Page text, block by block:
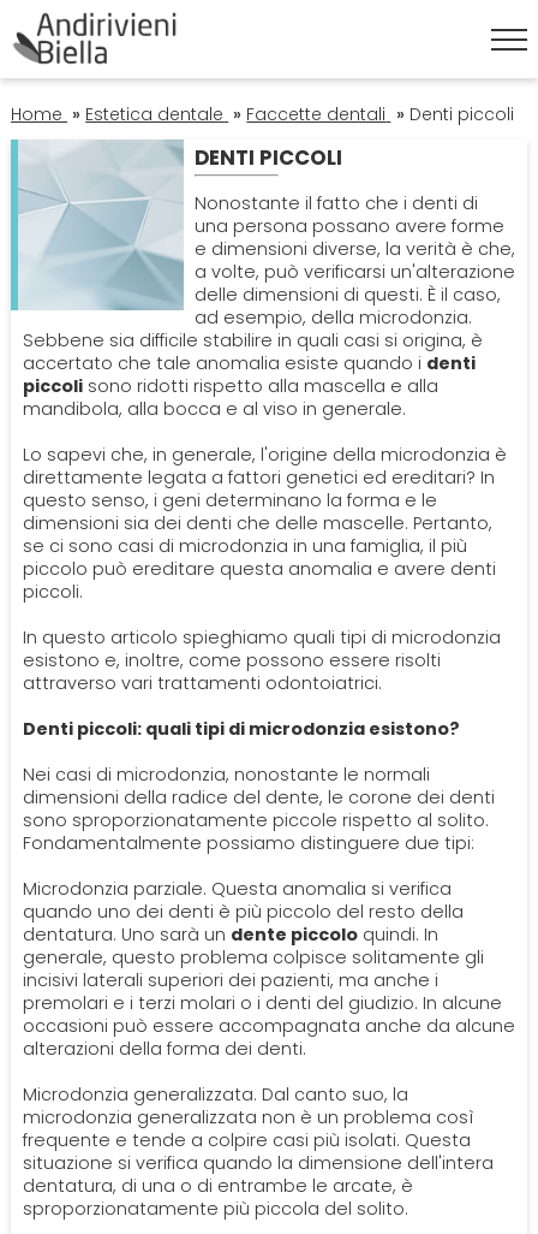
HOME
ESTETICA DENTALE
Corona Dentale
Faccette Dentali
Sbiancamento Denti
IGIENE ORALE
Igiene Orale
Pulizia Denti
ORTODONZIA
Apparecchio
Endodonzia
Ortodonzia
PATOLOGIE
Alitosi
Mal Di Denti
PROTESI
Dentiera
Impianti
Protesi Dentali
SPECIALISTI
Dentista
Impianti Dentali
Sbiancamento Dentale
Home » Estetica dentale » Faccette dentali » Denti piccoli
DENTI PICCOLI
Nonostante il fatto che i denti di
una persona possano avere forme
e dimensioni diverse, la verità è che,
a volte, può verificarsi un'alterazione
delle dimensioni di questi. È il caso,
ad esempio, della microdonzia.
Sebbene sia difficile stabilire in quali casi si origina, è
accertato che tale anomalia esiste quando i denti
piccolisono ridotti rispetto alla mascella e alla
mandibola, alla bocca e al viso in generale.
Lo sapevi che, in generale, l'origine della microdonzia è
direttamente legata a fattori genetici ed ereditari? In
questo senso, i geni determinano la forma e le
dimensioni sia dei denti che delle mascelle. Pertanto,
se ci sono casi di microdonzia in una famiglia, il più
piccolo può ereditare questa anomalia e avere denti
piccoli.
In questo articolo spieghiamo quali tipi di microdonzia
esistono e, inoltre, come possono essere risolti
attraverso vari trattamenti odontoiatrici.
Denti piccoli: quali tipi di microdonzia esistono?
Nei casi di microdonzia, nonostante le normali
dimensioni della radice del dente, le corone dei denti
sono sproporzionatamente piccole rispetto al solito.
Fondamentalmente possiamo distinguere due tipi:
Microdonzia parziale. Questa anomalia si verifica
quando uno dei denti è più piccolo del resto della
dentatura. Uno sarà un dente piccoloquindi. In
generale, questo problema colpisce solitamente gli
incisivi laterali superiori dei pazienti, ma anche i
premolari e i terzi molari o i denti del giudizio. In alcune
occasioni può essere accompagnata anche da alcune
alterazioni della forma dei denti.
Microdonzia generalizzata. Dal canto suo, la
microdonzia generalizzata non è un problema così
frequente e tende a colpire casi più isolati. Questa
situazione si verifica quando la dimensione dell'intera
dentatura, di una o di entrambe le arcate, è
sproporzionatamente più piccola del solito.